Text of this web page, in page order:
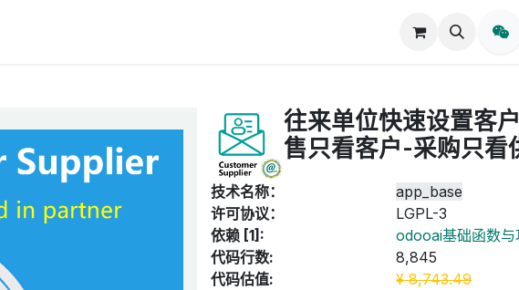
往来单位快速设置客
售只看客户-采购只看
技术名称：
app_base
许可协议：
LGPL-3
依赖 [1]:
odooai基础函数与
代码行数:
8,845
代码估值:
¥8,743.49